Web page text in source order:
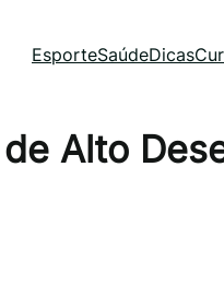
EsporteSaúdeDicas
Alto